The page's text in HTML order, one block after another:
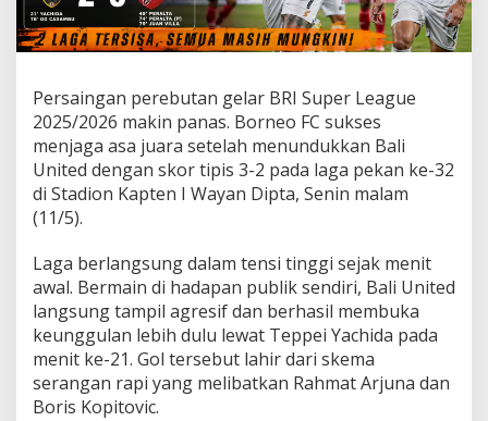
,
T
a
l
u
k
k
a
n
i
U
n
t
e
d
Persaingan perebutan gelar BRI Super League
2025/2026 makin panas. Borneo FC sukses
menjaga asa juara setelah menundukkan Bali
United dengan skor tipis 3-2 pada laga pekan ke-32
di Stadion Kapten I Wayan Dipta, Senin malam
(11/5).
Laga berlangsung dalam tensi tinggi sejak menit
awal. Bermain di hadapan publik sendiri, Bali United
langsung tampil agresif dan berhasil membuka
keunggulan lebih dulu lewat Teppei Yachida pada
menit ke-21. Gol tersebut lahir dari skema
serangan rapi yang melibatkan Rahmat Arjuna dan
Boris Kopitovic.